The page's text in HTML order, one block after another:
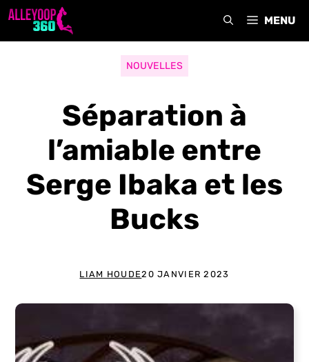
Aller
MENU
NOUVELLES
Séparation à
l’amiable entre
Serge Ibaka et les
Bucks
LIAM HOUDE20 JANVIER 2023